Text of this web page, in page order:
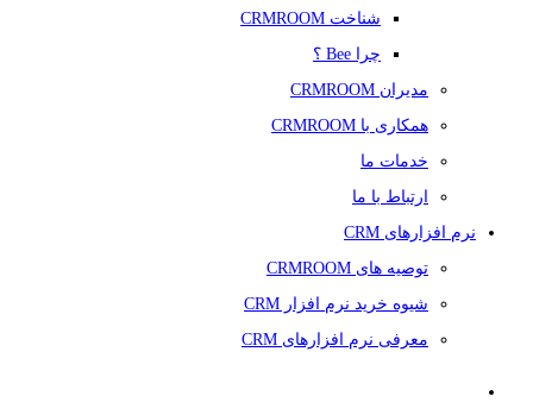
شناخت CRMROOM
چرا Bee ؟
مدیران CRMROOM
همکاری با CRMROOM
خدمات ما
ارتباط با ما
نرم افزارهای CRM
توصیه های CRMROOM
شیوه خرید نرم افزار CRM
معرفی نرم افزارهای CRM